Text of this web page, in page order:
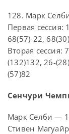
128. Марк
Первая сессия:
68(57)-22,
Вторая сессия:
(132)132, 26-
(57)82
Сенчури
Марк Селби —
Стивен